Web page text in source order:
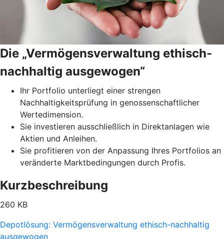
Die „Vermögensverwaltung ethisch-
nachhaltig ausgewogen“
Ihr Portfolio unterliegt einer strengen
Nachhaltigkeitsprüfung in genossenschaftlicher
Wertedimension.
Sie investieren ausschließlich in Direktanlagen wie
Aktien und Anleihen.
Sie profitieren von der Anpassung Ihres Portfolios an
veränderte Marktbedingungen durch Profis.
Kurzbeschreibung
260 KB
Depotlösung: Vermögensverwaltung ethisch-nachhaltig
ausgewogen